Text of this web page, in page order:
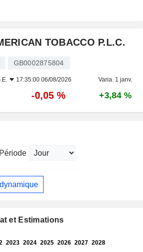
TOBACCO P.L.C.
GB0002875804
17:35:00 06/08/2026 Varia. 1 janv.
-0,05 % +3,84 %
Période
et Estimations